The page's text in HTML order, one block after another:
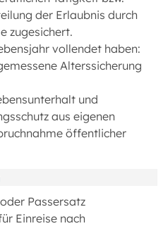
der Erlaubnis durch
zugesichert.
vollendet haben:
Alterssicherung
und
aus eigenen
öffentlicher
Passersatz
Einreise nach